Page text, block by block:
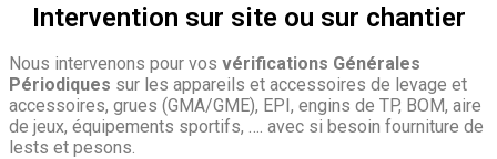
Intervention sur site ou sur chantier
Nous intervenons pour vos vérifications Générales
Périodiques sur les appareils et accessoires de levage et
accessoires, grues (GMA/GME), EPI, engins de TP, BOM, aire
de jeux, équipements sportifs, …. avec si besoin fourniture de
lests et pesons.